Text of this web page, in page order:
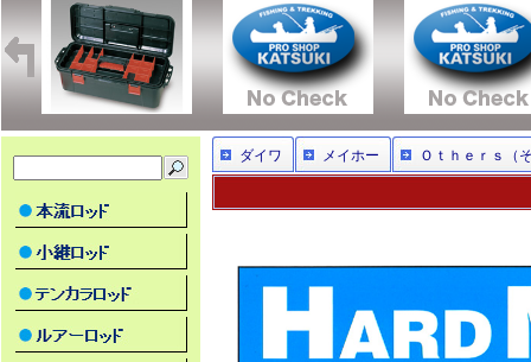
ダイワ メイホー Ｏｔｈｅｒｓ（